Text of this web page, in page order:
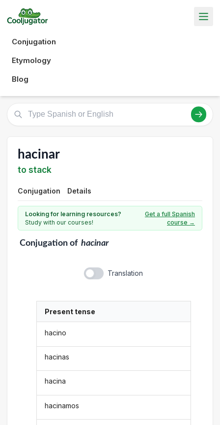
Conjugation
Etymology
Blog
hacinar
to stack
Conjugation Details
Looking for learning resources?
Study with our courses!
Get a full Spanish
course →
Conjugationof hacinar
Translation
Present tense
hacino
hacinas
hacina
hacinamos